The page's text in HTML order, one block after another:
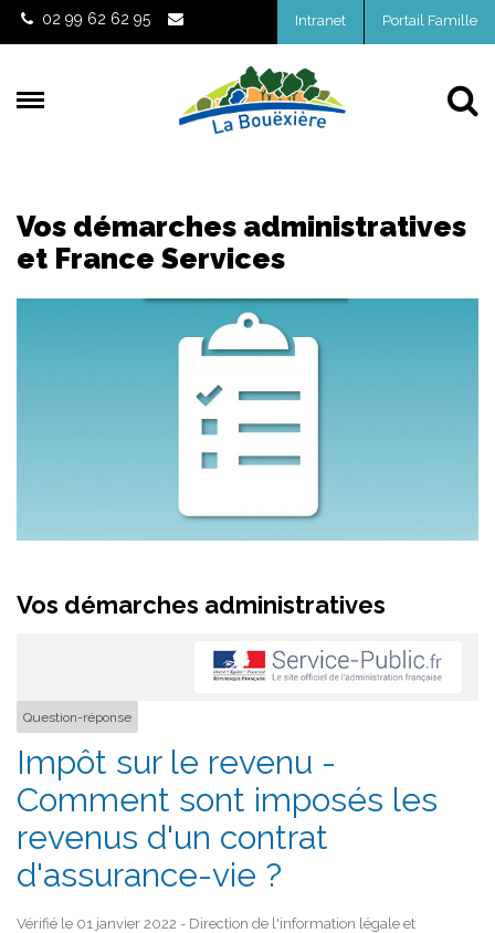
Gestion des traceurs
02 99 62 62 95 Intranet Portail Famille
Vos démarches administratives
et France Services
Vos démarches administratives
Question-réponse
Impôt sur le revenu -
Comment sont imposés les
revenus d'un contrat
d'assurance-vie ?
Vérifié le 01 janvier 2022 - Direction de l'information légale et